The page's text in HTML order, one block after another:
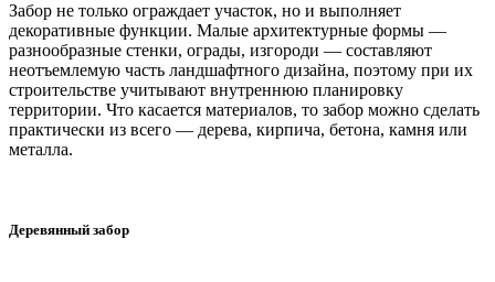
Забор не только ограждает участок, но и выполняет
декоративные функции. Малые архитектурные формы —
разнообразные стенки, ограды, изгороди — составляют
неотъемлемую часть ландшафтного дизайна, поэтому при их
строительстве учитывают внутреннюю планировку
территории. Что касается материалов, то забор можно сделать
практически из всего — дерева, кирпича, бетона, камня или
металла.
Деревянный забор